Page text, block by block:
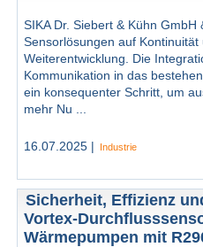
SIKA Dr. Siebert & Kühn
Sensorlösungen auf Kontinuität
Weiterentwicklung. Die
Kommunikation in das
ein konsequenter Schritt, um
mehr Nu ...
16.07.2025 | Industrie
Sicherheit, Effizienz
Vortex-
Wärmepumpen mit